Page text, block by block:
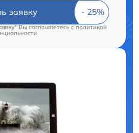
заявку
Вы соглашаетесь cполитикой